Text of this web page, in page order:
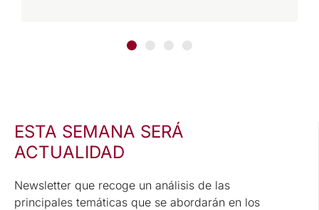
ESTA SEMANA SERÁ
ACTUALIDAD
Newsletter que recoge un análisis de las
principales temáticas que se abordarán en los